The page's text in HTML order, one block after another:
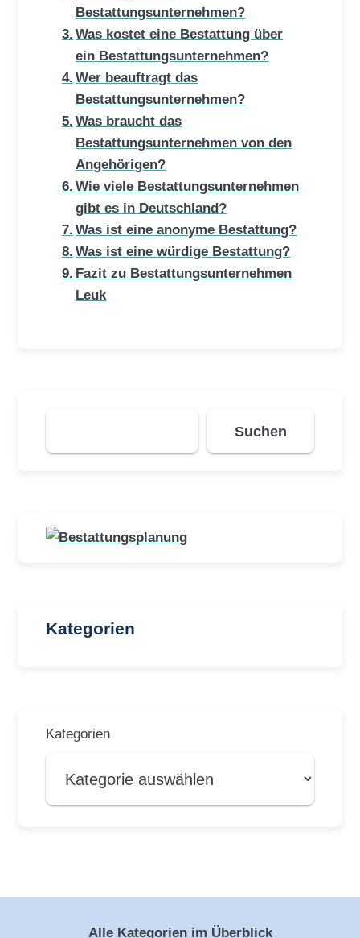
Bestattungsunternehmen?
Was kostet eine Bestattung über
ein Bestattungsunternehmen?
Wer beauftragt das
Bestattungsunternehmen?
Was braucht das
Bestattungsunternehmen von den
Angehörigen?
Wie viele Bestattungsunternehmen
gibt es in Deutschland?
Was ist eine anonyme Bestattung?
Was ist eine würdige Bestattung?
Fazit zu Bestattungsunternehmen
Leuk
Suchen
Suchen
Kategorien
Kategorien
Alle Kategorien im Überblick